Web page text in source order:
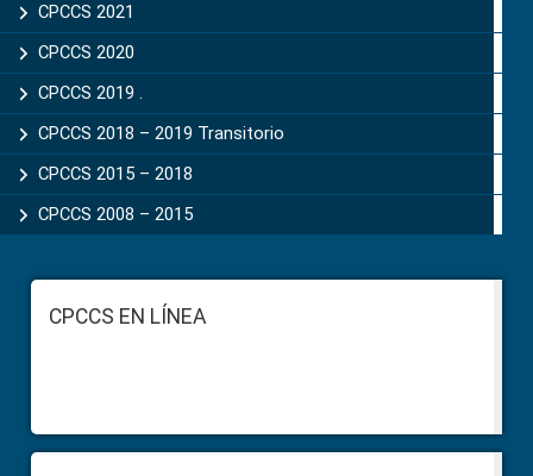
CPCCS 2021
CPCCS 2020
CPCCS 2019 .
CPCCS 2018 – 2019 Transitorio
CPCCS 2015 – 2018
CPCCS 2008 – 2015
FooterCPCCS EN LÍNEA